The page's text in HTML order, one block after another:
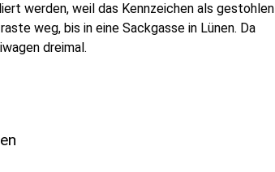
werden, weil das Kennzeichen als gestohlen
weg, bis in eine Sackgasse in Lünen. Da
dreimal.